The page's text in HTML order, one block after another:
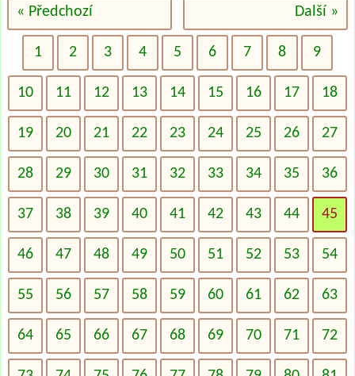
« Předchozí Další »
1 2 3 4 5 6 7 8 9
10 11 12 13 14 15 16 17 18
19 20 21 22 23 24 25 26 27
28 29 30 31 32 33 34 35 36
37 38 39 40 41 42 43 44 45
46 47 48 49 50 51 52 53 54
55 56 57 58 59 60 61 62 63
64 65 66 67 68 69 70 71 72